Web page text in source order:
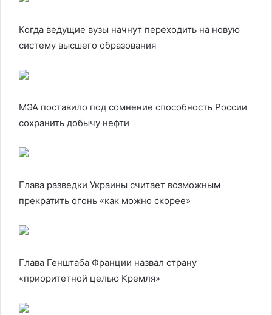
Когда ведущие вузы начнут переходить на новую
систему высшего образования
МЭА поставило под сомнение способность России
сохранить добычу нефти
Глава разведки Украины считает возможным
прекратить огонь «как можно скорее»
Глава Генштаба Франции назвал страну
«приоритетной целью Кремля»